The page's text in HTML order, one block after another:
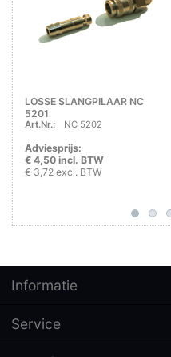
LOSSE SLANGPILAAR NC
5201
Art.Nr.: NC 5202
Adviesprijs:
€ 4,50 incl. BTW
€ 3,72 excl. BTW
Informatie
Service